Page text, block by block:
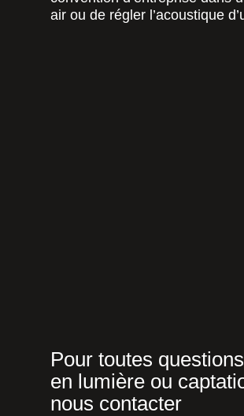
air ou de régler l’acoustique
Pour toutes
en lumière ou
nous contacter